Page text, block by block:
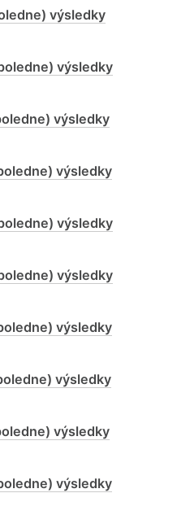
výsledky
výsledky
výsledky
výsledky
výsledky
výsledky
výsledky
výsledky
výsledky
výsledky